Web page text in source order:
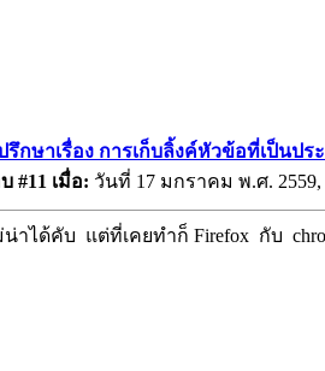
รึกษาเรื่อง การเก็บลิ้งค์หัวข้อที่เป็นป
#11 เมื่อ: วันที่ 17 มกราคม พ.ศ. 2559,
าได้คับ แต่ที่เคยทำก็ Firefox กับ